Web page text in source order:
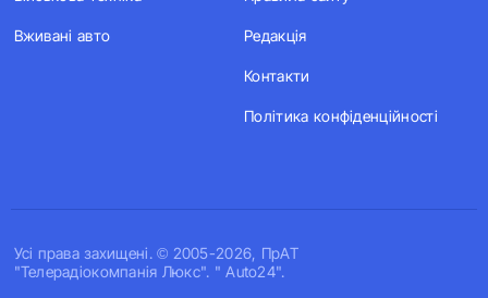
Усi права захищенi. © 2005-2026, ПрАТ
"Телерадіокомпанія Люкс". " Auto24".
Вживані авто Редакція
Контакти
Політика конфіденційності